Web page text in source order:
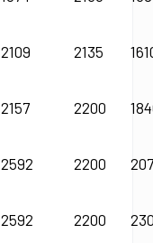
2109 2135
2157 2200
2592 2200
2592 2200